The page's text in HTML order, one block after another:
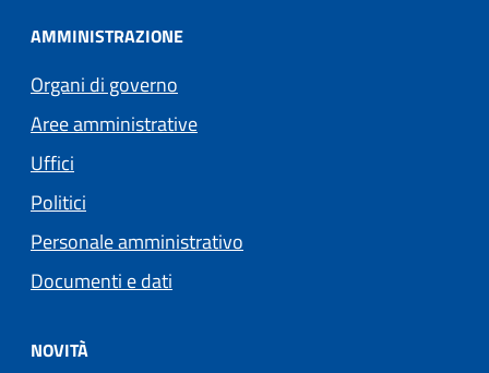
AMMINISTRAZIONE
Organi di governo
Aree amministrative
Uffici
Politici
Personale amministrativo
Documenti e dati
NOVITÀ